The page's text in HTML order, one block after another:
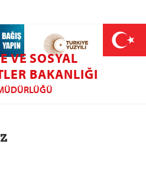
sekmede açılır)
Yılı (yeni sekmede açılır)
Darülaceze bağış sayfası (yeni
VE SOSYAL
BAKANLIĞI